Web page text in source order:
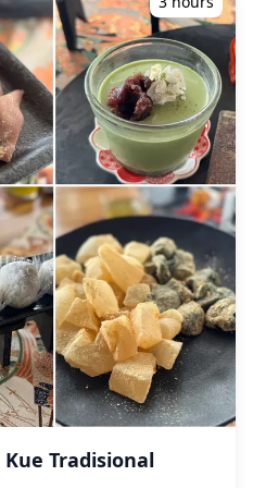
Fukuoka berubah
sumo mendirikan basis
kota, dan adalah hal yang
dengan yukata
di jalanan, makan di
transportasi umum.
pegulat di luar arena
pada pengalaman Kyushu
pemandangan
Pengunjung dapat
(telur ikan cod
pot jeroan), serta chanko-
lezat yang merupakan
⚠️
acara. Untuk
jangan ragu untuk
⚠️ Arena bisa
turnamen, terutama pada
Rencanakan
Harap ikuti panduan
JPY 2.000 per orang
panorama 360
pantai Itoshima yang
torii putih ikonik di
matahari terbenam di
dan suasana spiritual
pohon plum dan
Sesi fotografi
dan dapat dipesan
akan mengatur
asli 100+ foto
dan Anda dapat
untuk dikirim ulang.
suasana
penyesuaian dapat
Biarkan kami
Anda dalam lanskap
dari kecanggihan
pesisir melalui layanan
yang
dan jumlah foto yang
Jika hujan diperkirakan
Tradisional